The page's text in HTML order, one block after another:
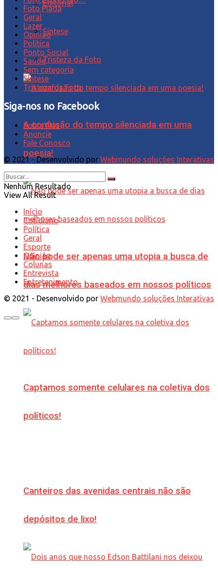
Editorial
Síntese
Tristeza da Foto
A confusão do tempo silenciada em uma
poesia!
Não pode ser apenas uma utopia a busca de
dias melhores baseados em nossos políticos
Captamos somente celulares na coletiva dos
políticos!
Canteiros das avenidas centrais não são
depósitos de lixo!
Foto Piada
Geral
Lazer
Opinião
Política
Ponto Social
Saúde
Sem categoria
Síntese
Tristeza da Foto
Siga-nos no Facebook
Sobre Nós
Anuncie
Fale Conosco
© 2021 - Desenvolvido por Webmundo soluções Interativas
Nenhum Resultado
View All Result
Início
Cotidiano
Política
Geral
Esporte
Opinião
Colunas
Entrevista
Entretenimento
© 2021 - Desenvolvido por Webmundo soluções Interativas